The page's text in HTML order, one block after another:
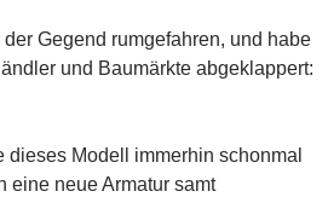
Gegend rumgefahren, und habe
und Baumärkte abgeklappert:
dieses Modell immerhin schonmal
eine neue Armatur samt